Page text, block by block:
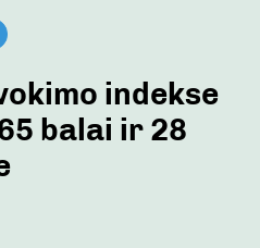
indekse
balai ir 28